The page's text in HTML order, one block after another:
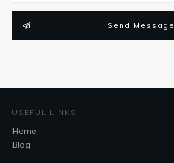
Send Message
USEFUL LINKS
Home
Blog